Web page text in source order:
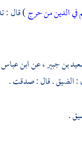
الدين من حرج) قال :
بن جبير، عنابن عباس
: الضيق . قال : صدقت .
.